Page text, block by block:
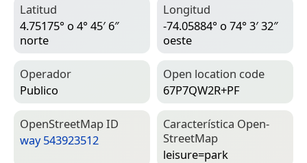
Latitud
4.75175° o 4° 45′ 6″
norte
Longitud
-74.05884° o 74° 3′ 32″
oeste
Operador
Publico
Open location code
67P7QW2R+PF
Open­Street­Map ID
way 543923512
Característica Open­
Street­Map
leisure=­park